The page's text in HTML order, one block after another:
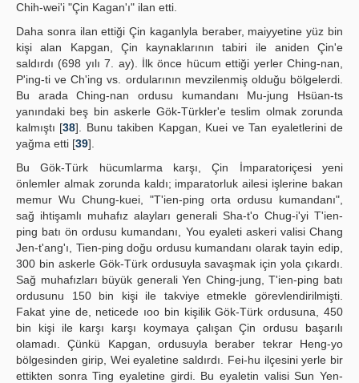
Chih-wei'i "Çin Kagan'ı" ilan etti.
Daha sonra ilan ettiği Çin kaganlyla beraber, maiyyetine yüz bin
kişi alan Kapgan, Çin kaynaklarının tabiri ile aniden Çin'e
saldırdı (698 yılı 7. ay). İlk önce hücum ettiği yerler Ching-nan,
P'ing-ti ve Ch'ing vs. ordularının mevzilenmiş olduğu bölgelerdi.
Bu arada Ching-nan ordusu kumandanı Mu-jung Hsüan-ts
yanındaki beş bin askerle Gök-Türkler'e teslim olmak zorunda
kalmıştı [38]. Bunu takiben Kapgan, Kuei ve Tan eyaletlerini de
yağma etti [39].
Bu Gök-Türk hücumlarma karşı, Çin İmparatoriçesi yeni
önlemler almak zorunda kaldı; imparatorluk ailesi işlerine bakan
memur Wu Chung-kuei, "T'ien-ping orta ordusu kumandanı",
sağ ihtişamlı muhafız alayları generali Sha-t'o Chug-i'yi T'ien-
ping batı ön ordusu kumandanı, You eyaleti askeri valisi Chang
Jen-t'ang'ı, Tien-ping doğu ordusu kumandanı olarak tayin edip,
300 bin askerle Gök-Türk ordusuyla savaşmak için yola çıkardı.
Sağ muhafızları büyük generali Yen Ching-jung, T'ien-ping batı
ordusunu 150 bin kişi ile takviye etmekle görevlendirilmişti.
Fakat yine de, neticede ıoo bin kişilik Gök-Türk ordusuna, 450
bin kişi ile karşı karşı koymaya çalışan Çin ordusu başarılı
olamadı. Çünkü Kapgan, ordusuyla beraber tekrar Heng-yo
bölgesinden girip, Wei eyaletine saldırdı. Fei-hu ilçesini yerle bir
ettikten sonra Ting eyaletine girdi. Bu eyaletin valisi Sun Yen-